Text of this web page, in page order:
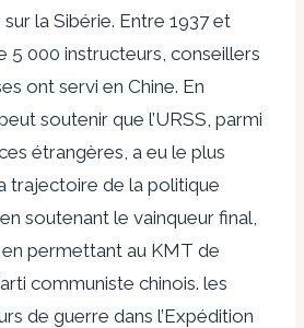
la Sibérie. Entre 1937 et
5 000 instructeurs, conseillers
ont servi en Chine. En
soutenir que l’URSS, parmi
étrangères, a eu le plus
trajectoire de la politique
soutenant le vainqueur final,
en permettant au KMT de
communiste chinois. les
de guerre dans l’Expédition